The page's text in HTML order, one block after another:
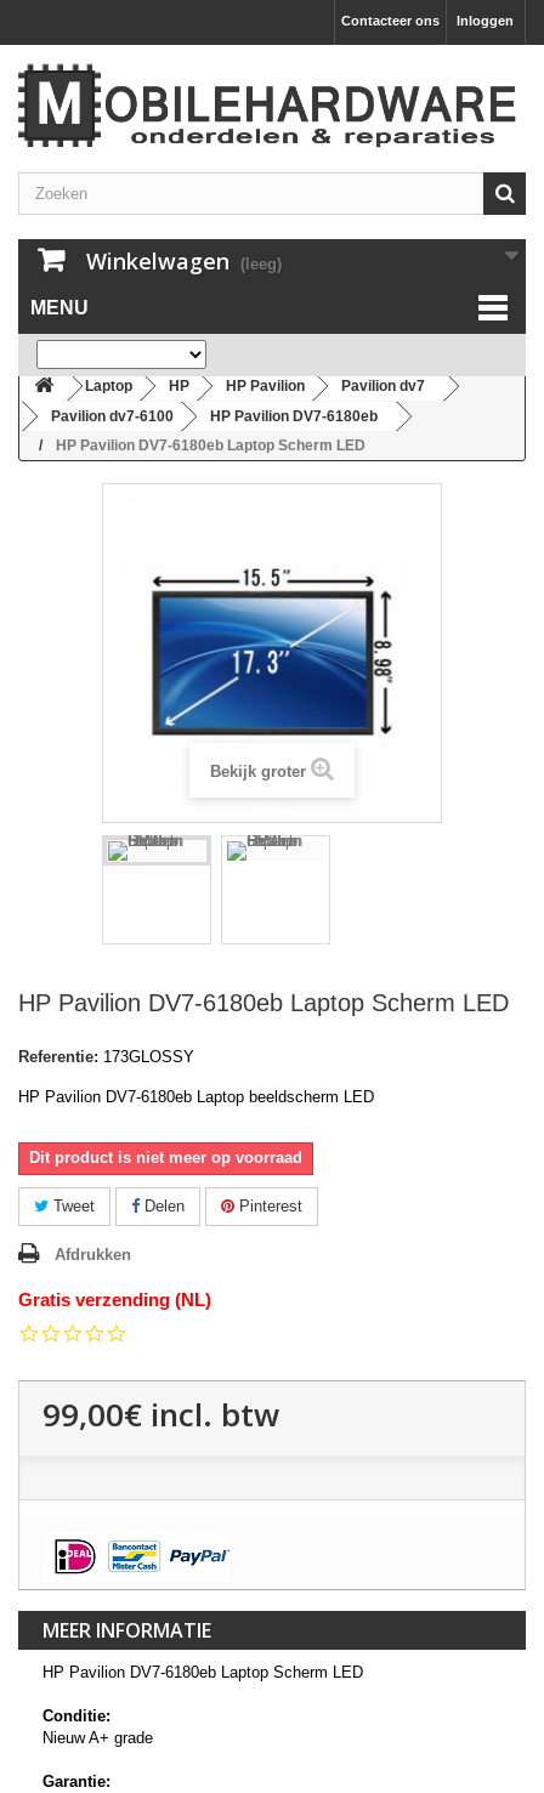
Inloggen
Contacteer ons
Winkelwagen (leeg)
MENU
Laptop HP HP Pavilion
Pavilion dv7
Pavilion dv7-6100
HP Pavilion DV7-6180eb
HP Pavilion DV7-6180eb Laptop Scherm LED
Bekijk groter
HP Pavilion DV7-6180eb Laptop Scherm LED
Referentie: 173GLOSSY
HP Pavilion DV7-6180eb Laptop beeldscherm LED
Dit product is niet meer op voorraad
Tweet Delen Pinterest
Afdrukken
Gratis verzending (NL)
99,00€ incl. btw
MEER INFORMATIE
HP Pavilion DV7-6180eb Laptop Scherm LED
Conditie:
Nieuw A+ grade
Garantie: